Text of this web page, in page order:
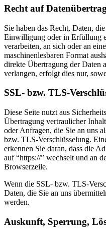
Recht auf
Sie haben das Recht, Daten,
Einwilligung oder in Erfüllung
verarbeiten, an sich oder an
maschinenlesbaren Format
direkte Übertragung der Daten
verlangen, erfolgt dies nur,
SSL- bzw. TLS-
Diese Seite nutzt aus
Übertragung vertraulicher
oder Anfragen, die Sie an uns
bzw. TLS-Verschlüsselung.
erkennen Sie daran, dass die
auf “https://” wechselt und an
Browserzeile.
Wenn die SSL- bzw. TLS-
Daten, die Sie an uns
werden.
Auskunft, Sperrung,